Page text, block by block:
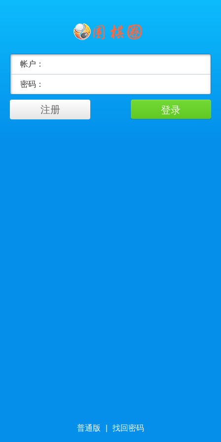
帐户：
密码：
普通版 找回密码